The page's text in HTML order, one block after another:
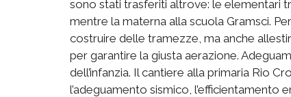
sono stati trasferiti altrove: le elementari
mentre la materna alla scuola Gramsci.
costruire delle tramezze, ma anche
per garantire la giusta aerazione.
dell’infanzia. Il cantiere alla primaria Rio
l’adeguamento sismico, l’efficientamento